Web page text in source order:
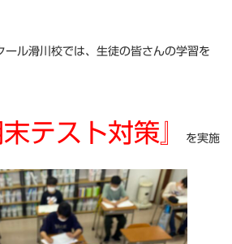
ール滑川校では、生徒の皆さんの学習を
テスト対策』
を実施